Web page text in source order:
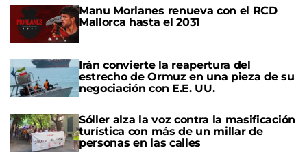
Manu Morlanes renueva con el RCD
Mallorca hasta el 2031
Irán convierte la reapertura del
estrecho de Ormuz en una pieza de su
negociación con E.E. UU.
Sóller alza la voz contra la masificación
turística con más de un millar de
personas en las calles